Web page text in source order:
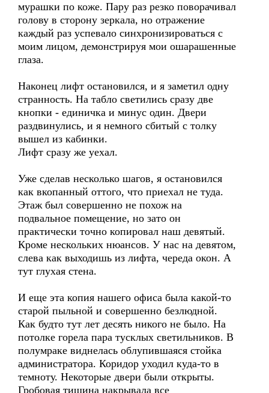
мурашки по коже. Пару раз резко поворачивал
голову в сторону зеркала, но отражение
каждый раз успевало синхронизироваться с
моим лицом, демонстрируя мои ошарашенные
глаза.
Наконец лифт остановился, и я заметил одну
странность. На табло светились сразу две
кнопки - единичка и минус один. Двери
раздвинулись, и я немного сбитый с толку
вышел из кабинки.
Лифт сразу же уехал.
Уже сделав несколько шагов, я остановился
как вкопанный оттого, что приехал не туда.
Этаж был совершенно не похож на
подвальное помещение, но зато он
практически точно копировал наш девятый.
Кроме нескольких нюансов. У нас на девятом,
слева как выходишь из лифта, череда окон. А
тут глухая стена.
И еще эта копия нашего офиса была какой-то
старой пыльной и совершенно безлюдной.
Как будто тут лет десять никого не было. На
потолке горела пара тусклых светильников. В
полумраке виднелась облупившаяся стойка
администратора. Коридор уходил куда-то в
темноту. Некоторые двери были открыты.
Гробовая тишина накрывала все